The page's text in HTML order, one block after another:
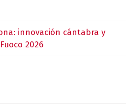
innovación cántabra y
2026